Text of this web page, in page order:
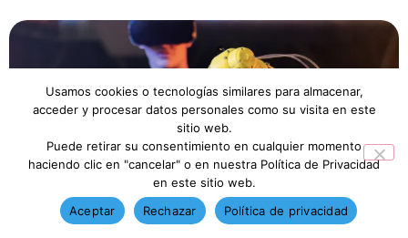
Usamos cookies o tecnologías similares para almacenar,
acceder y procesar datos personales como su visita en este
sitio web.
Puede retirar su consentimiento en cualquier momento
haciendo clic en "cancelar" o en nuestra Política de Privacidad
en este sitio web.
Aceptar
Rechazar Política de privacidad